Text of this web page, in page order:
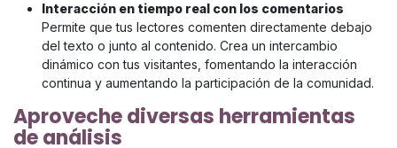
Interacción en tiempo real con los comentarios
Permite que tus lectores comenten directamente debajo
del texto o junto al contenido. Crea un intercambio
dinámico con tus visitantes, fomentando la interacción
continua y aumentando la participación de la comunidad.
Aproveche diversas herramientas
de análisis